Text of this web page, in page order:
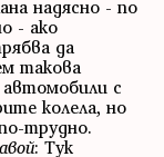
надясно - по
- ако
да
такова
автомобили с
колела, но
трудно.
: Тук